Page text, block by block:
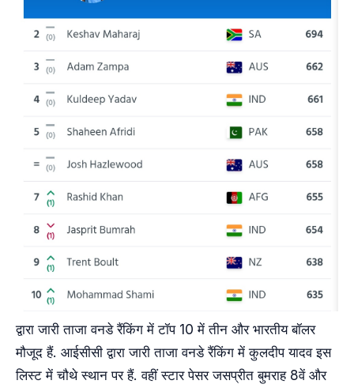
द्वारा जारी ताजा वनडे रैंकिंग में टॉप 10 में तीन और भारतीय बॉलर
मौजूद हैं. आईसीसी द्वारा जारी ताजा वनडे रैंकिंग में कुलदीप यादव इस
लिस्ट में चौथे स्थान पर हैं. वहीं स्टार पेसर जसप्रीत बुमराह 8वें और